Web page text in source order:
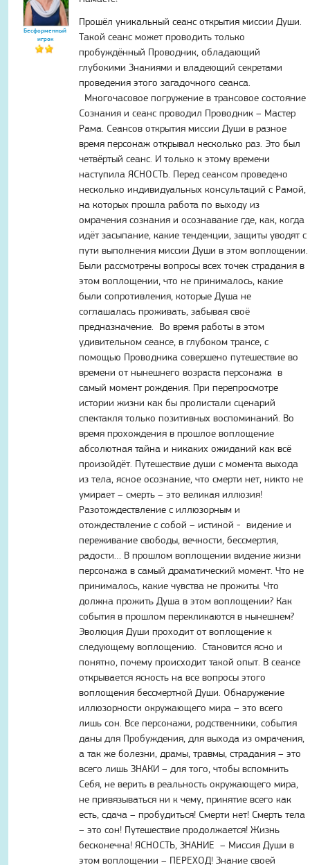
Бесформенный
игрок
Прошёл уникальный сеанс открытия миссии Души.
Такой сеанс может проводить только
пробуждённый Проводник, обладающий
глубокими Знаниями и владеющий секретами
проведения этого загадочного сеанса.
Многочасовое погружение в трансовое состояние
Сознания и сеанс проводил Проводник – Мастер
Рама. Сеансов открытия миссии Души в разное
время персонаж открывал несколько раз. Это был
четвёртый сеанс. И только к этому времени
наступила ЯСНОСТЬ. Перед сеансом проведено
несколько индивидуальных консультаций с Рамой,
на которых прошла работа по выходу из
омрачения сознания и осознавание где, как, когда
идёт засыпание, какие тенденции, защиты уводят с
пути выполнения миссии Души в этом воплощении.
Были рассмотрены вопросы всех точек страдания в
этом воплощении, что не принималось, какие
были сопротивления, которые Душа не
соглашалась проживать, забывая своё
предназначение. Во время работы в этом
удивительном сеансе, в глубоком трансе, с
помощью Проводника совершено путешествие во
времени от нынешнего возраста персонажа в
самый момент рождения. При перепросмотре
истории жизни как бы пролистали сценарий
спектакля только позитивных воспоминаний. Во
время прохождения в прошлое воплощение
абсолютная тайна и никаких ожиданий как всё
произойдёт. Путешествие души с момента выхода
из тела, ясное осознание, что смерти нет, никто не
умирает – смерть – это великая иллюзия!
Разотождествление с иллюзорным и
отождествление с собой – истиной - видение и
переживание свободы, вечности, бессмертия,
радости… В прошлом воплощении видение жизни
персонажа в самый драматический момент. Что не
принималось, какие чувства не прожиты. Что
должна прожить Душа в этом воплощении? Как
события в прошлом перекликаются в нынешнем?
Эволюция Души проходит от воплощение к
следующему воплощению. Становится ясно и
понятно, почему происходит такой опыт. В сеансе
открывается ясность на все вопросы этого
воплощения бессмертной Души. Обнаружение
иллюзорности окружающего мира – это всего
лишь сон. Все персонажи, родственники, события
даны для Пробуждения, для выхода из омрачения,
а так же болезни, драмы, травмы, страдания – это
всего лишь ЗНАКИ – для того, чтобы вспомнить
Себя, не верить в реальность окружающего мира,
не привязываться ни к чему, принятие всего как
есть, сдача – пробудиться! Смерти нет! Смерть тела
– это сон! Путешествие продолжается! Жизнь
бесконечна! ЯСНОСТЬ, ЗНАНИЕ – Миссия Души в
этом воплощении – ПЕРЕХОД! Знание своей